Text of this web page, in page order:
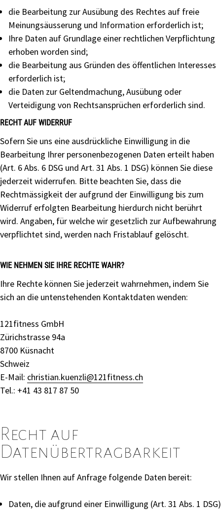
die Bearbeitung zur Ausübung des Rechtes auf freie
Meinungsäusserung und Information erforderlich ist;
Ihre Daten auf Grundlage einer rechtlichen Verpflichtung
erhoben worden sind;
die Bearbeitung aus Gründen des öffentlichen Interesses
erforderlich ist;
die Daten zur Geltendmachung, Ausübung oder
Verteidigung von Rechtsansprüchen erforderlich sind.
RECHT AUF WIDERRUF
Sofern Sie uns eine ausdrückliche Einwilligung in die
Bearbeitung Ihrer personenbezogenen Daten erteilt haben
(Art. 6 Abs. 6 DSG und Art. 31 Abs. 1 DSG) können Sie diese
jederzeit widerrufen. Bitte beachten Sie, dass die
Rechtmässigkeit der aufgrund der Einwilligung bis zum
Widerruf erfolgten Bearbeitung hierdurch nicht berührt
wird. Angaben, für welche wir gesetzlich zur Aufbewahrung
verpflichtet sind, werden nach Fristablauf gelöscht.
WIE NEHMEN SIE IHRE RECHTE WAHR?
Ihre Rechte können Sie jederzeit wahrnehmen, indem Sie
sich an die untenstehenden Kontaktdaten wenden:
121fitness GmbH
Zürichstrasse 94a
8700 Küsnacht
Schweiz
E-Mail: christian.kuenzli@121fitness.ch
Tel.: +41 43 817 87 50
Recht auf
Datenübertragbarkeit
Wir stellen Ihnen auf Anfrage folgende Daten bereit:
Daten, die aufgrund einer Einwilligung (Art. 31 Abs. 1 DSG)